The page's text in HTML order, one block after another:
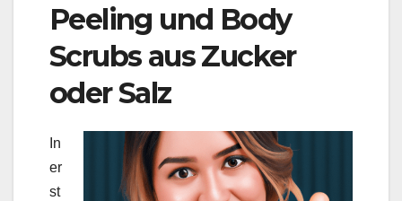
Peeling und Body
Scrubs aus Zucker
oder Salz
In
er
st